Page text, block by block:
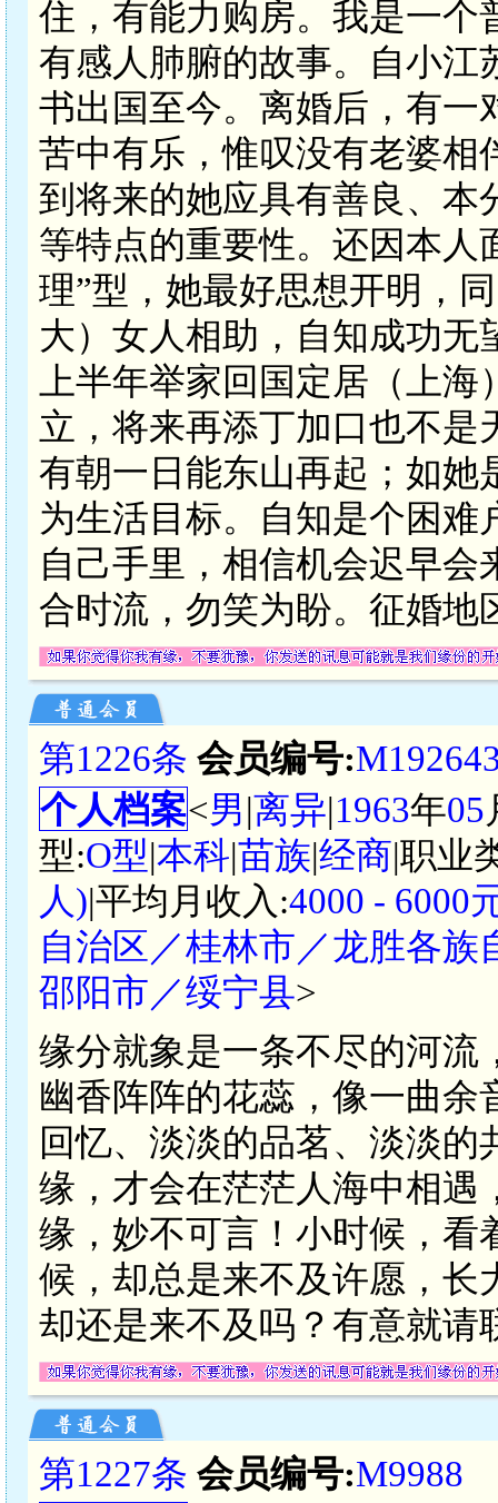
住，有能力购房。我是一个
有感人肺腑的故事。自小江
书出国至今。离婚后，有一
苦中有乐，惟叹没有老婆相
到将来的她应具有善良、本
等特点的重要性。还因本人
理”型，她最好思想开明，
大）女人相助，自知成功
上半年举家回国定居（上
立，将来再添丁加口也不
有朝一日能东山再起；如她
为生活目标。自知是个困
自己手里，相信机会迟早
合时流，勿笑为盼。征婚地
第1226条 会员编号:
个人档案<男|离异|1963年05
型:O型|本科|苗族|经商|职业
人)|平均月收入:4000 - 6000
自治区／桂林市／龙胜各族
邵阳市／绥宁县>
缘分就象是一条不尽的河流
幽香阵阵的花蕊，像一曲
回忆、淡淡的品茗、淡淡
缘，才会在茫茫人海中相遇
缘，妙不可言！小时候，看
候，却总是来不及许愿，长
却还是来不及吗？有意就请
第1227条 会员编号:M9988